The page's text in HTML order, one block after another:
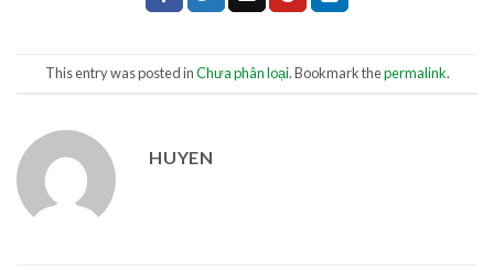
This entry was posted inChưa phân loại. Bookmark thepermalink.
HUYEN